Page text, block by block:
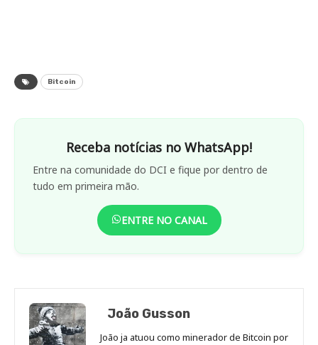
Bitcoin
Receba notícias no WhatsApp!
Entre na comunidade do DCI e fique por dentro de
tudo em primeira mão.
ENTRE NO CANAL
João Gusson
João ja atuou como minerador de Bitcoin por